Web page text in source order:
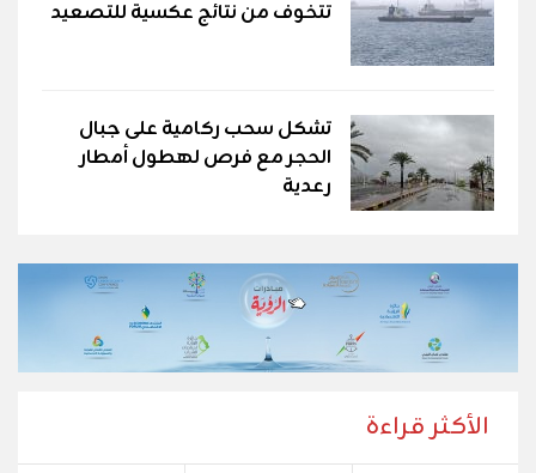
تتخوف من نتائج عكسية للتصعيد
تشكل سحب ركامية على جبال
الحجر مع فرص لهطول أمطار
رعدية
الأكثر قراءة